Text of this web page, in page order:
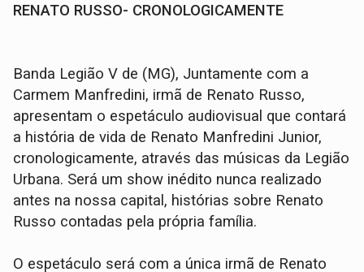
RENATO RUSSO- CRONOLOGICAMENTE
Banda Legião V de (MG), Juntamente com a
Carmem Manfredini, irmã de Renato Russo,
apresentam o espetáculo audiovisual que contará
a história de vida de Renato Manfredini Junior,
cronologicamente, através das músicas da Legião
Urbana. Será um show inédito nunca realizado
antes na nossa capital, histórias sobre Renato
Russo contadas pela própria família.
O espetáculo será com a única irmã de Renato